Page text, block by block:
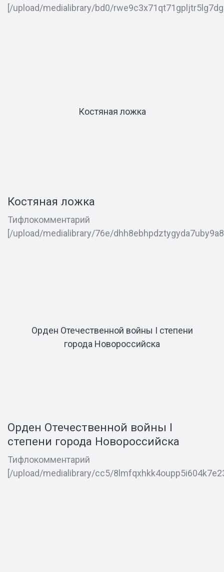
[/upload/medialibrary/bd0/
Костяная ложка
Костяная ложка
Тифлокомментарий
[/upload/medialibrary/76e/
Орден Отечественной войны I степени
города Новороссийска
Орден Отечественной войны I
степени города Новороссийска
Тифлокомментарий
[/upload/medialibrary/cc5/